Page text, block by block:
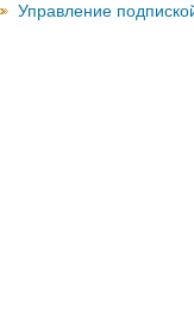
Управление